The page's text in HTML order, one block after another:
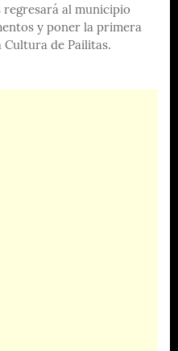
regresará al municipio
y poner la primera
Cultura de Pailitas.